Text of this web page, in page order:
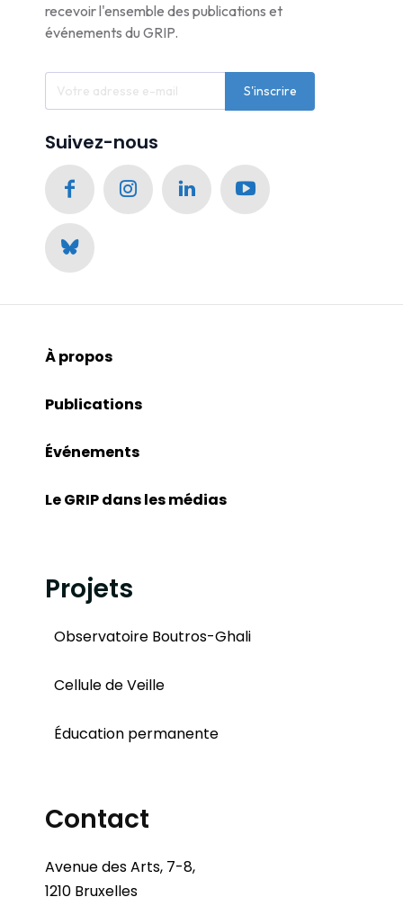
recevoir l'ensemble des publications et
événements du GRIP.
S'inscrire
Suivez-nous
À propos
Publications
Événements
Le GRIP dans les médias
Projets
Observatoire Boutros-Ghali
Cellule de Veille
Éducation permanente
Contact
Avenue des Arts, 7-8,
1210 Bruxelles